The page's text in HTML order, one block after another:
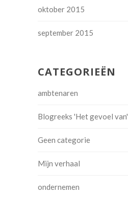
oktober 2015
september 2015
CATEGORIEËN
ambtenaren
Blogreeks 'Het gevoel van'
Geen categorie
Mijn verhaal
ondernemen